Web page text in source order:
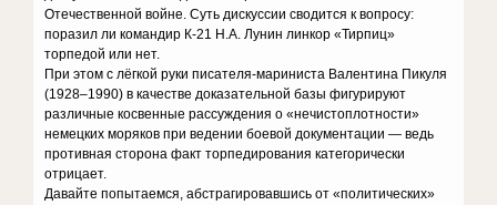
Отечественной войне. Суть дискуссии сводится к вопросу:
поразил ли командир К-21 Н.А. Лунин линкор «Тирпиц»
торпедой или нет.
При этом с лёгкой руки писателя-мариниста Валентина Пикуля
(1928–1990) в качестве доказательной базы фигурируют
различные косвенные рассуждения о «нечистоплотности»
немецких моряков при ведении боевой документации — ведь
противная сторона факт торпедирования категорически
отрицает.
Давайте попытаемся, абстрагировавшись от «политических»